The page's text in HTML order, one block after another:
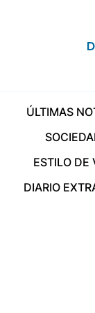
ÚLTIMAS
ESTILO DE
DIARIO